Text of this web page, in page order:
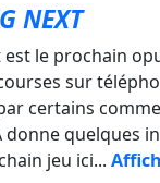
NEXT
est le prochain
sur
certains
donne quelques
jeu ici...